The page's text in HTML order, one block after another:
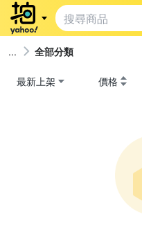
全部分類
最新上架 價格